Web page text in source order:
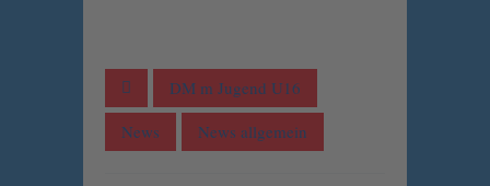
DM m Jugend U16
News
News allgemein